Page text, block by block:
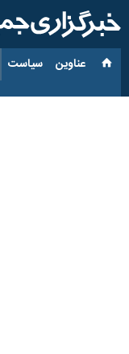
عناوین‌ سیاست